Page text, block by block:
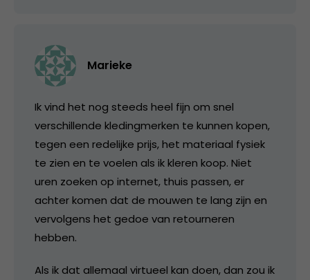
Marieke
Ik vind het nog steeds heel fijn om snel
verschillende kledingmerken te kunnen kopen,
tegen een redelijke prijs, het materiaal fysiek
te zien en te voelen als ik kleren koop. Niet
uren zoeken op internet, thuis passen, er
achter komen dat de mouwen te lang zijn en
vervolgens het gedoe van retourneren
hebben.
Als ik dat allemaal virtueel kan doen, dan zou ik